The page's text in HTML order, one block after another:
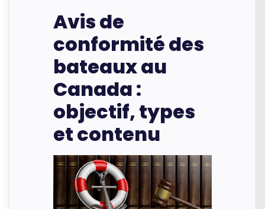
Avis de
conformité des
bateaux au
Canada :
objectif, types
et contenu